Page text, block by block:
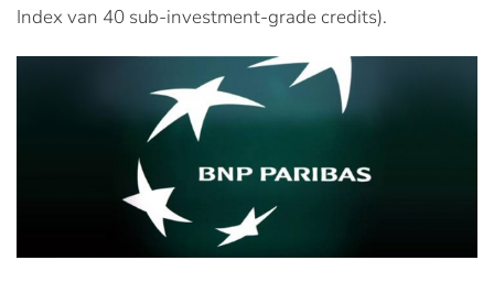
Index van 40 sub-investment-grade credits).